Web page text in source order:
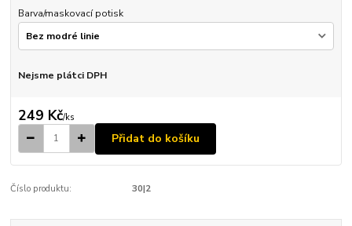
Barva/maskovací potisk
Nejsme plátci DPH
249 Kč/ks
Přidat do košíku
Číslo produktu: 30|2